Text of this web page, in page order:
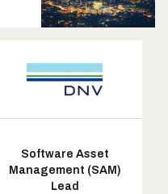
Software Asset
Management (SAM)
Lead